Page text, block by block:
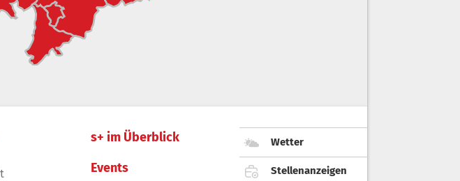
s+ im Überblick
Events
Wetter
Stellenanzeigen